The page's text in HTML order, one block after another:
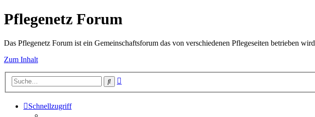
Pflegenetz Forum
Das Pflegenetz Forum ist ein Gemeinschaftsforum das von verschiedenen Pflegeseiten betrieben wird
Zum Inhalt
Suche
Schnellzugriff